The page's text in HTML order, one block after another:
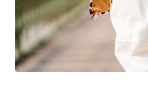
Functie:
Sport:
Code: